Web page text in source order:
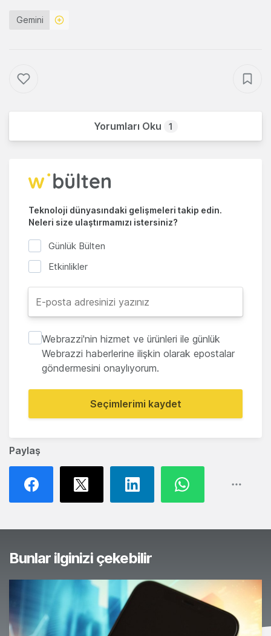
Paylaş
Gemini
Yorumları Oku 1
Teknoloji dünyasındaki gelişmeleri takip edin.
Neleri size ulaştırmamızı istersiniz?
Günlük Bülten
Etkinlikler
Webrazzi'nin hizmet ve ürünleri ile günlük
Webrazzi haberlerine ilişkin olarak epostalar
göndermesini onaylıyorum.
Seçimlerimi kaydet
Bunlar ilginizi çekebilir